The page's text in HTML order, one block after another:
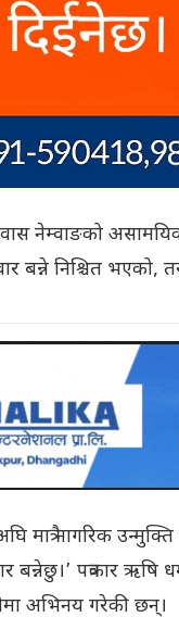
नेम्वाङको
बन्ने निश्चित
मात्रै नागरिक
बन्नेछु।’ पत्रकार
अभिनय गरेकी छन्।